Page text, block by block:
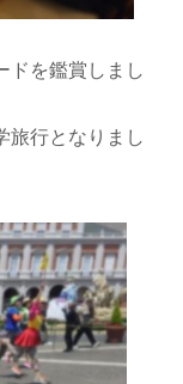
ドを鑑賞しまし
旅行となりまし